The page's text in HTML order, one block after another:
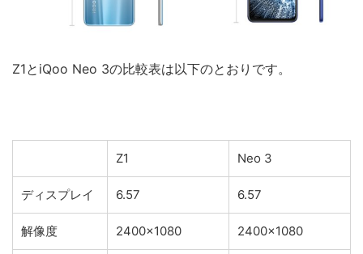
Z1とiQoo Neo 3の比較表は以下のとおりです。
Z1 Neo 3
ディスプレイ 6.57 6.57
解像度 2400×1080 2400×1080